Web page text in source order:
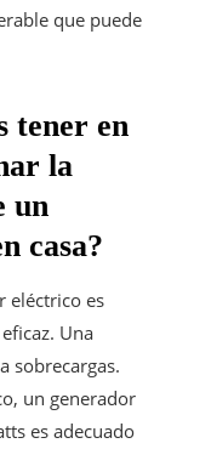
que puede
tener en
la
un
casa?
eléctrico es
Una
sobrecargas.
un generador
es adecuado